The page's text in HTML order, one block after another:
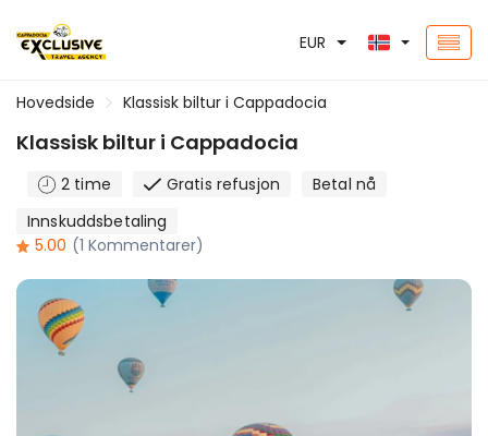
EUR
Hovedside Klassisk biltur i Cappadocia
Klassisk biltur i Cappadocia
2 time Gratis refusjon
Betal nå
Innskuddsbetaling
5.00 (1 Kommentarer)